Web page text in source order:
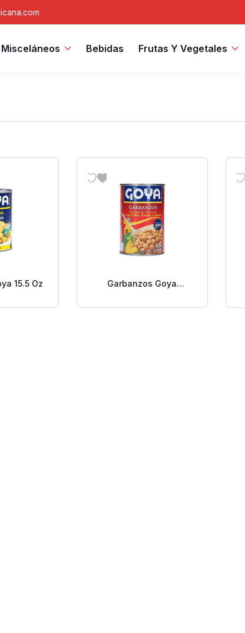
Misceláneos Bebidas Frutas Y Vegetales
15.5 Oz
Garbanzos Goya